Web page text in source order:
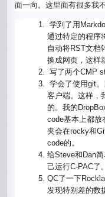
面一向。这里面有很多我
学到了用
通过特定的程序
自动将RST文档
换成网页，这样
写了两个CMP
学会了使用git
客户端。这样，
的。我的
code基本上都
夹会在rocky和
code的。
给Steve和Dan
己运行C-PAC了。
QC了一下
发现特别差的数